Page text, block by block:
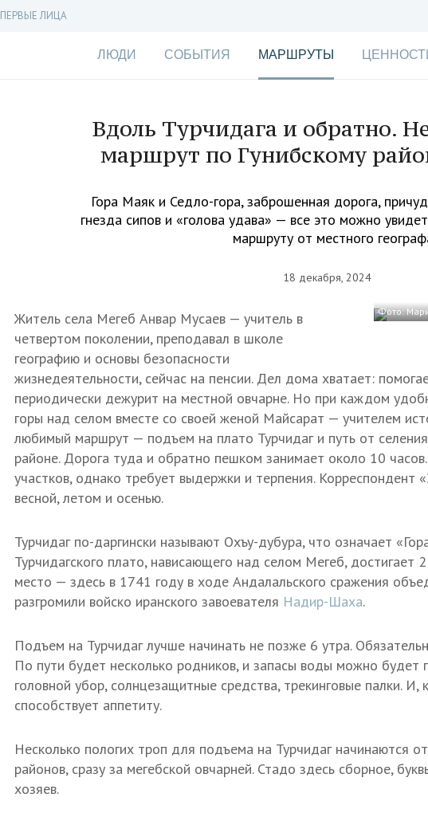
ПЕРВЫЕ ЛИЦА
ЛЮДИ СОБЫТИЯ МАРШРУТЫ
Вдоль Турчидага и обратно.
маршрут по Гунибскому
Гора Маяк и Седло-гора, заброшенная дорога,
гнезда сипов и «голова удава» — все это можно
маршруту от местного
18 декабря, 2024
Фото:
Житель села Мегеб Анвар Мусаев — учитель в
четвертом поколении, преподавал в школе
географию и основы безопасности
жизнедеятельности, сейчас на пенсии. Дел дома хватает:
периодически дежурит на местной овчарне. Но при каждом
горы над селом вместе со своей женой Майсарат — учителем
любимый маршрут — подъем на плато Турчидаг и путь от
районе. Дорога туда и обратно пешком занимает около 10
участков, однако требует выдержки и терпения.
весной, летом и осенью.
Турчидаг по-даргински называют Охъу-дубура, что означает
Турчидагского плато, нависающего над селом Мегеб, достигает
место — здесь в 1741 году в ходе Андалальского сражения
разгромили войско иранского завоевателя Надир-Шаха.
Подъем на Турчидаг лучше начинать не позже 6 утра.
По пути будет несколько родников, и запасы воды можно будет
головной убор, солнцезащитные средства, трекинговые палки.
способствует аппетиту.
Несколько пологих троп для подъема на Турчидаг начинаются
районов, сразу за мегебской овчарней. Стадо здесь сборное,
хозяев.